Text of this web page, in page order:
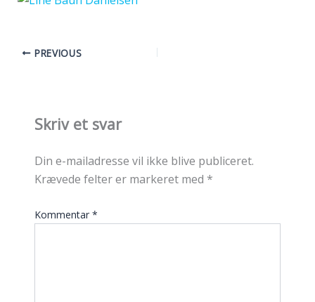
PREVIOUS
Skriv et svar
Din e-mailadresse vil ikke blive publiceret.
Krævede felter er markeret med *
Kommentar *